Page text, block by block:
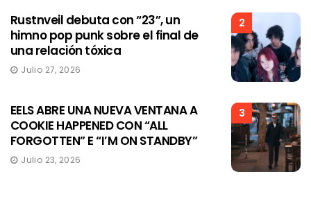
2
Rustnveil debuta con “23”, un
himno pop punk sobre el final de
una relación tóxica
Julio 27, 2026
3
EELS ABRE UNA NUEVA VENTANA A
COOKIE HAPPENED CON “ALL
FORGOTTEN” E “I’M ON STANDBY”
Julio 23, 2026